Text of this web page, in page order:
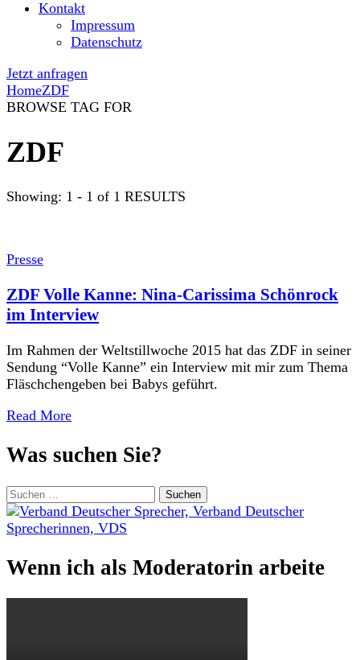
Kontakt
Impressum
Datenschutz
Jetzt anfragen
HomeZDF
BROWSE TAG FOR
ZDF
Showing: 1 - 1 of 1 RESULTS
Presse
ZDF Volle Kanne: Nina-Carissima Schönrock
im Interview
Im Rahmen der Weltstillwoche 2015 hat das ZDF in seiner
Sendung “Volle Kanne” ein Interview mit mir zum Thema
Fläschchengeben bei Babys geführt.
Read More
Was suchen Sie?
Suchen
nach:
Wenn ich als Moderatorin arbeite